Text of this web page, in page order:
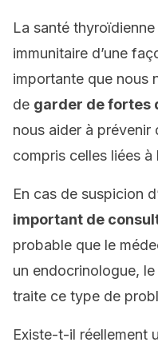
La santé
immunitaire d’une
importante que nous
de garder de fortes
nous aider à prévenir
compris celles liées
En cas de suspicion
important de
probable que le
un endocrinologue,
traite ce type de
Existe-t-il réellement